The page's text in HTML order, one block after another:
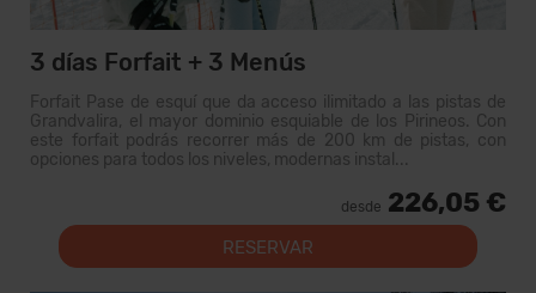
3 días Forfait + 3 Menús
Forfait Pase de esquí que da acceso ilimitado a las pistas de
Grandvalira, el mayor dominio esquiable de los Pirineos. Con
este forfait podrás recorrer más de 200 km de pistas, con
opciones para todos los niveles, modernas instal...
desde 226,05 €
RESERVAR